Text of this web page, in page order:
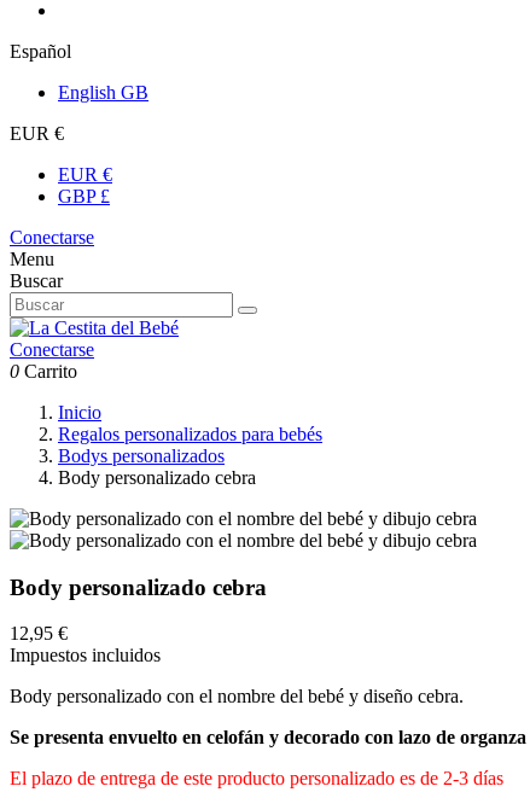
Español
English GB
EUR €
EUR €
GBP £
Conectarse
Menu
Buscar
Conectarse
0 Carrito
Inicio
Regalos personalizados para bebés
Bodys personalizados
Body personalizado cebra
Body personalizado cebra
12,95 €
Impuestos incluidos
Body personalizado con el nombre del bebé y diseño cebra.
Se presenta envuelto en celofán y decorado con lazo de
El plazo de entrega de este producto personalizado es de 2-3 días